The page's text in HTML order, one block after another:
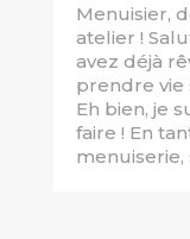
Menuisier,
atelier !
avez déjà
prendre vie
Eh bien, je
faire ! En
menuiserie,